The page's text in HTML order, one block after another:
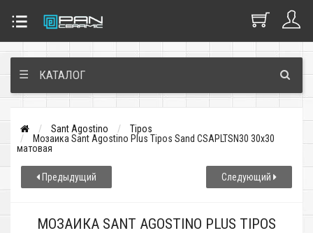
☰ КАТАЛОГ
Sant Agostino
Tipos
Мозаика Sant Agostino Plus Tipos Sand CSAPLTSN30 30x30
матовая
Предыдущий Следующий
МОЗАИКА SANT AGOSTINO PLUS TIPOS